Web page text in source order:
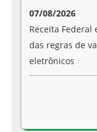
07/08/2026
Receita Federal
das regras de
eletrônicos